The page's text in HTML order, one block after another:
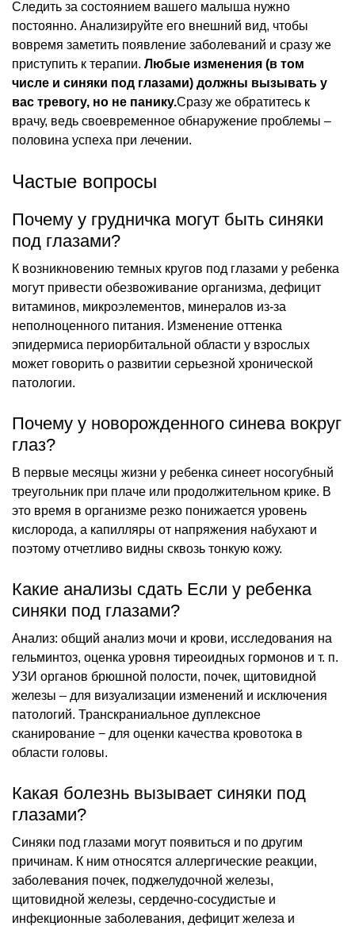
Следить за состоянием вашего малыша нужно
постоянно. Анализируйте его внешний вид, чтобы
вовремя заметить появление заболеваний и сразу же
приступить к терапии. Любые изменения (в том
числе и синяки под глазами) должны вызывать у
вас тревогу, но не панику.Сразу же обратитесь к
врачу, ведь своевременное обнаружение проблемы –
половина успеха при лечении.
Частые вопросы
Почему у грудничка могут быть синяки
под глазами?
К возникновению темных кругов под глазами у ребенка
могут привести обезвоживание организма, дефицит
витаминов, микроэлементов, минералов из-за
неполноценного питания. Изменение оттенка
эпидермиса периорбитальной области у взрослых
может говорить о развитии серьезной хронической
патологии.
Почему у новорожденного синева вокруг
глаз?
В первые месяцы жизни у ребенка синеет носогубный
треугольник при плаче или продолжительном крике. В
это время в организме резко понижается уровень
кислорода, а капилляры от напряжения набухают и
поэтому отчетливо видны сквозь тонкую кожу.
Какие анализы сдать Если у ребенка
синяки под глазами?
Анализ: общий анализ мочи и крови, исследования на
гельминтоз, оценка уровня тиреоидных гормонов и т. п.
УЗИ органов брюшной полости, почек, щитовидной
железы – для визуализации изменений и исключения
патологий. Транскраниальное дуплексное
сканирование − для оценки качества кровотока в
области головы.
Какая болезнь вызывает синяки под
глазами?
Синяки под глазами могут появиться и по другим
причинам. К ним относятся аллергические реакции,
заболевания почек, поджелудочной железы,
щитовидной железы, сердечно-сосудистые и
инфекционные заболевания, дефицит железа и